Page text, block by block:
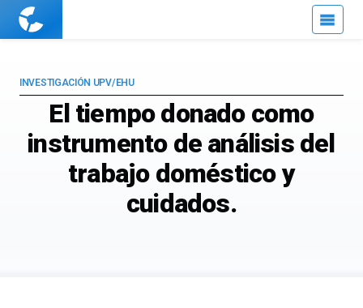
Cuaderno
El tiempo donado como
instrumento de análisis del
trabajo doméstico y
cuidados.
INVESTIGACIÓN UPV/EHU